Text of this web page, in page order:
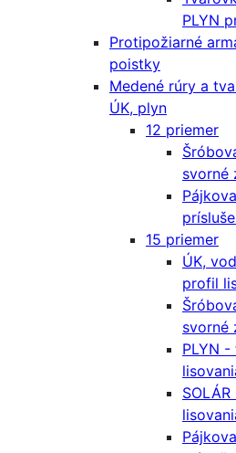
PLYN
Protipožiarné
poistky
Medené rúry a
ÚK, plyn
12 priemer
svorné
15 priemer
ÚK,
profil
svorné
PLYN